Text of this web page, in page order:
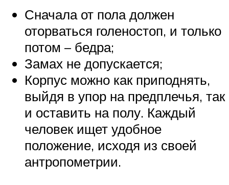
Сначала от пола должен
оторваться голеностоп, и только
потом – бедра;
Замах не допускается;
Корпус можно как приподнять,
выйдя в упор на предплечья, так
и оставить на полу. Каждый
человек ищет удобное
положение, исходя из своей
антропометрии.